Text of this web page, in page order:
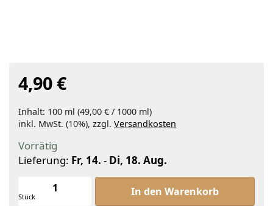
4,90 €
Inhalt: 100 ml (49,00 € / 1000 ml)
inkl. MwSt. (10%), zzgl. Versandkosten
Vorrätig
Lieferung: Fr, 14. - Di, 18. Aug.
Stück
Stevia Dulce 100ml, ohne Alkohol
In den Warenkorb